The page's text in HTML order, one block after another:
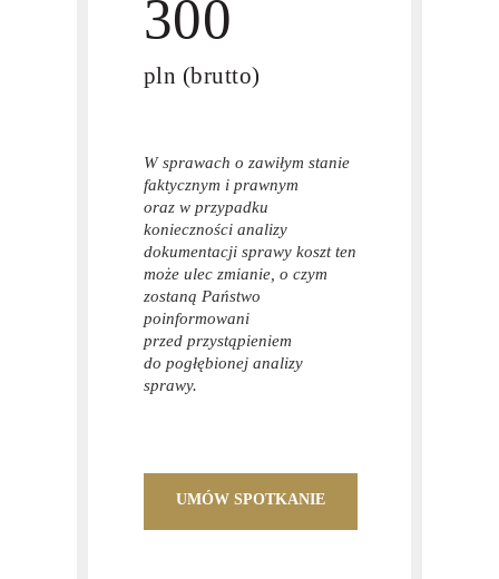
300
pln (brutto)
W sprawach o zawiłym stanie
faktycznym i prawnym
oraz w przypadku
konieczności analizy
dokumentacji sprawy koszt ten
może ulec zmianie, o czym
zostaną Państwo
poinformowani
przed przystąpieniem
do pogłębionej analizy
sprawy.
UMÓW SPOTKANIE